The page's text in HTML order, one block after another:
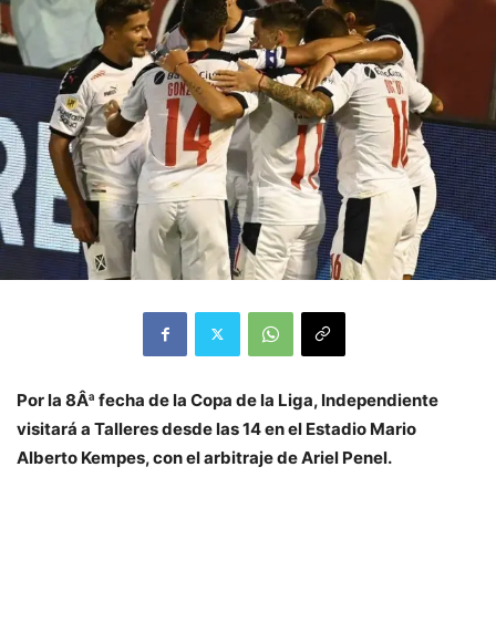
Por la 8Âª fecha de la Copa de la Liga, Independiente
visitará a Talleres desde las 14 en el Estadio Mario
Alberto Kempes, con el arbitraje de Ariel Penel.